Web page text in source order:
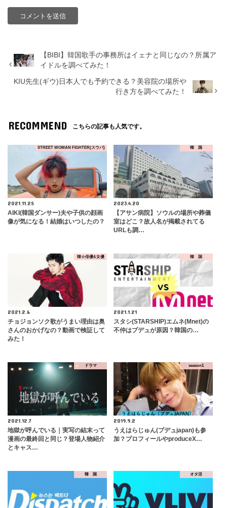
【BIBI】韓国歌手の事務所はイェナと同じなの？所属ア
イドルを調べてみた！
KIU先生(ギウ)日本人でも予約できる？美容院の場所や
行き方を調べてみた！
RECOMMEND こちらの記事も人気です。
STREET WOMAN FIGHTER(スウパ)
2021.11.25
AIKI(韓国ダンサー)夫や子供の顔画
像が気になる！結婚はいつしたの？
韓 国
2023.4.20
【アサン病院】ソウルの場所や葬儀
室はどこ？故人名が掲載されてる
URLも調…
韓☆俳優&女優
2021.2.6
チョジョンソク歌がうまい理由は奥
さんのおかげなの？動画で検証して
みた！
韓 国
2021.1.21
スタシ(STARSHIP)エムネ(Mnet)の
不仲はプデュが原因？韓国の…
ドラマ
2021.12.7
地獄が呼んでいる｜実写の結末って
漫画の最終回と同じ？登場人物紹介
とキャス…
season1
2019.9.2
うえはらじゅん(プデュjapan)も参
加？プロフィールやproduceX…
韓 国 オタ活